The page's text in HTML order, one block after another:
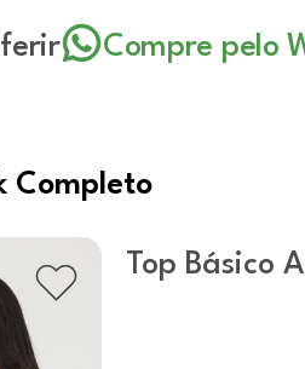
Compre pelo
Completo
Top Básico